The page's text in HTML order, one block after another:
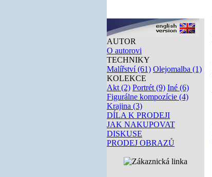
AUTOR
O autorovi
TECHNIKY
Malířství (61) Olejomalba (1)
KOLEKCE
Akt (2) Portrét (9) Iné (6)
Figurálne kompozície (4)
Krajina (3)
DÍLA K PRODEJI
JAK NAKUPOVAT
DISKUSE
PRODEJ OBRAZŮ